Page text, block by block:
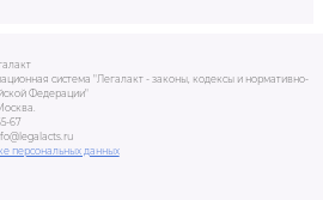
система "Легалакт - законы, кодексы и нормативно-
Федерации"
67
персональных данных